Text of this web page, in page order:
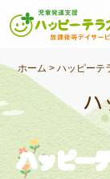
私たち
未就学
小学
支援事
ホーム >ハッピーテ
ハ
ハッピー